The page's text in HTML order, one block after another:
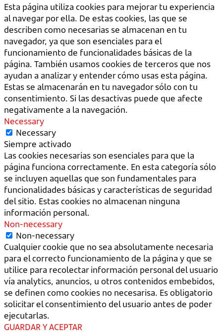
Esta página utiliza cookies para mejorar tu experiencia
al navegar por ella. De estas cookies, las que se
describen como necesarias se almacenan en tu
navegador, ya que son esenciales para el
funcionamiento de funcionalidades básicas de la
página. También usamos cookies de terceros que nos
ayudan a analizar y entender cómo usas esta página.
Estas se almacenarán en tu navegador sólo con tu
consentimiento. Si las desactivas puede que afecte
negativamente a la navegación.
Necessary
Necessary
Siempre activado
Las cookies necesarias son esenciales para que la
página funciona correctamente. En esta categoría sólo
se incluyen aquellas que son fundamentales para
funcionalidades básicas y características de seguridad
del sitio. Estas cookies no almacenan ninguna
información personal.
Non-necessary
Non-necessary
Cualquier cookie que no sea absolutamente necesaria
para el correcto funcionamiento de la página y que se
utilice para recolectar información personal del usuario
vía analytics, anuncios, u otros contenidos embebidos,
se definen como cookies no necesarisa. Es obligatorio
solicitar el consentimiento del usuario antes de poder
ejecutarlas.
GUARDAR Y ACEPTAR